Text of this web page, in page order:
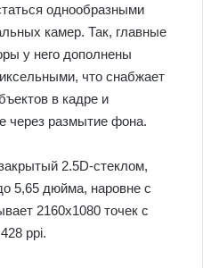
однообразными
камер. Так, главные
у него дополнены
что снабжает
в кадре и
через размытие фона.
2.5D-стеклом,
5,65 дюйма, наровне с
2160х1080 точек с
ppi.